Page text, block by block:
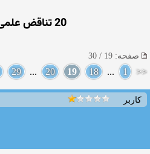
20 تناقض علمی در قرآن
صفحه: 19 / 30
<<
1
...
18
19
20
...
29
کاربر